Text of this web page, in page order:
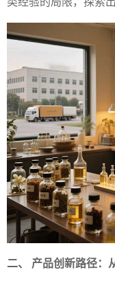
二、 产品创新路径：